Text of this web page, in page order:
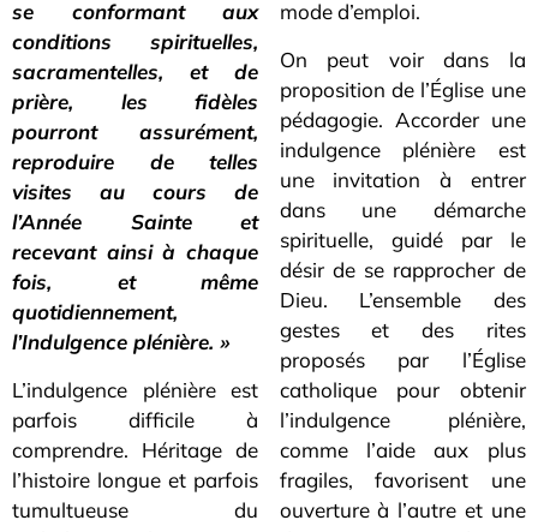
se conformant aux
conditions spirituelles,
sacramentelles, et de
prière, les fidèles
pourront assurément,
reproduire de telles
visites au cours de
l’Année Sainte et
recevant ainsi à chaque
fois, et même
quotidiennement,
l’Indulgence plénière. »
L’indulgence plénière est
parfois difficile à
comprendre. Héritage de
l’histoire longue et parfois
tumultueuse du
mode d’emploi.
On peut voir dans la
proposition de l’Église une
pédagogie. Accorder une
indulgence plénière est
une invitation à entrer
dans une démarche
spirituelle, guidé par le
désir de se rapprocher de
Dieu. L’ensemble des
gestes et des rites
proposés par l’Église
catholique pour obtenir
l’indulgence plénière,
comme l’aide aux plus
fragiles, favorisent une
ouverture à l’autre et une